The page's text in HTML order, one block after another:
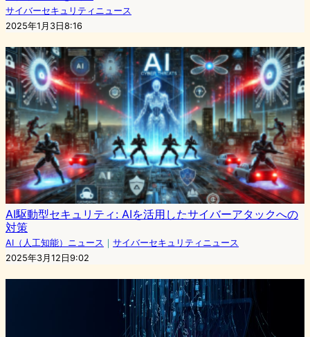
サイバーセキュリティニュース
2025年1月3日8:16
AI駆動型セキュリティ: AIを活用したサイバーアタックへの
対策
AI（人工知能）ニュース ｜ サイバーセキュリティニュース
2025年3月12日9:02